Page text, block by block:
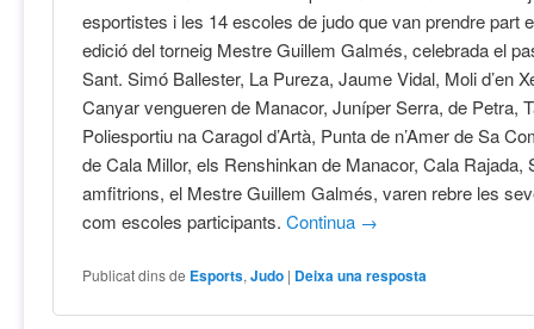
esportistes i les 14 escoles de judo que van prendre part
edició del torneig Mestre Guillem Galmés, celebrada el
Sant. Simó Ballester, La Pureza, Jaume Vidal, Moli d’en
Canyar vengueren de Manacor, Juníper Serra, de Petra,
Poliesportiu na Caragol d’Artà, Punta de n’Amer de Sa
de Cala Millor, els Renshinkan de Manacor, Cala Rajada,
amfitrions, el Mestre Guillem Galmés, varen rebre les
com escoles participants.Continua →
Publicat dins de Esports,Judo | Deixa una resposta